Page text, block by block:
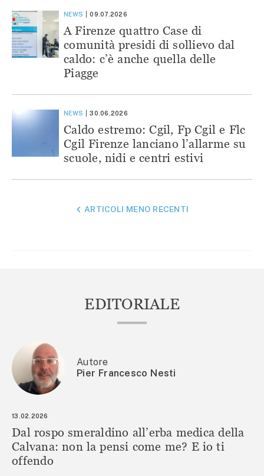
NEWS 09.07.2026
A Firenze quattro Case di
comunità presidi di sollievo dal
caldo: c’è anche quella delle
Piagge
NEWS 30.06.2026
Caldo estremo: Cgil, Fp Cgil e Flc
Cgil Firenze lanciano l’allarme su
scuole, nidi e centri estivi
NAVIGAZIONEARTICOLI MENO RECENTI
EDITORIALE
Autore
Pier Francesco Nesti
13.02.2026
Dal rospo smeraldino all’erba medica della
Calvana: non la pensi come me? E io ti
offendo